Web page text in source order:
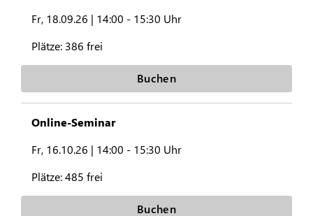
Fr, 18.09.26 | 14:00 - 15:30 Uhr
Plätze: 386 frei
Buchen
Online-Seminar
Fr, 16.10.26 | 14:00 - 15:30 Uhr
Plätze:485 frei
Buchen